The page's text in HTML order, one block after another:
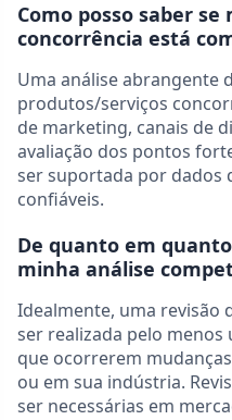
Como posso saber
concorrência está
Uma análise abrangente
produtos/serviços
de marketing, canais de
avaliação dos pontos
ser suportada por dados
confiáveis.
De quanto em
minha análise
Idealmente, uma revisão
ser realizada pelo
que ocorrerem
ou em sua indústria.
ser necessárias em